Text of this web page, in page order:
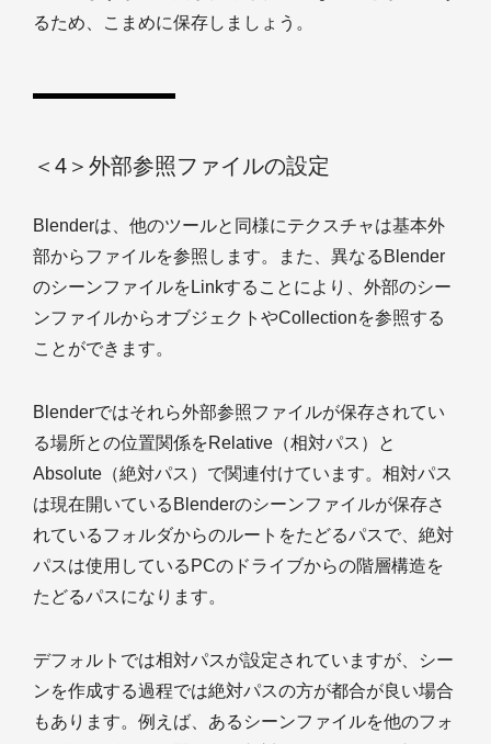
るため、こまめに保存しましょう。
＜4＞外部参照ファイルの設定
Blenderは、他のツールと同様にテクスチャは基本外
部からファイルを参照します。また、異なるBlender
のシーンファイルをLinkすることにより、外部のシー
ンファイルからオブジェクトやCollectionを参照する
ことができます。
Blenderではそれら外部参照ファイルが保存されてい
る場所との位置関係をRelative（相対パス）と
Absolute（絶対パス）で関連付けています。相対パス
は現在開いているBlenderのシーンファイルが保存さ
れているフォルダからのルートをたどるパスで、絶対
パスは使用しているPCのドライブからの階層構造を
たどるパスになります。
デフォルトでは相対パスが設定されていますが、シー
ンを作成する過程では絶対パスの方が都合が良い場合
もあります。例えば、あるシーンファイルを他のフォ